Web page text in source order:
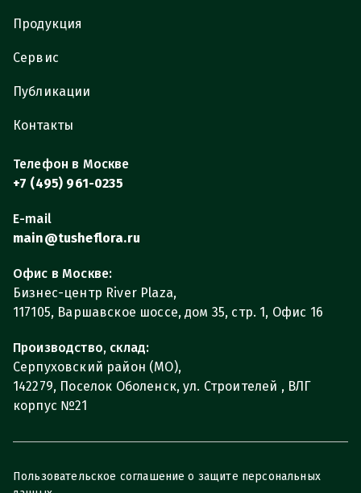
Продукция
Сервис
Публикации
Контакты
Телефон в Москве
+7 (495) 961-0235
E-mail
main@tusheflora.ru
Офис в Москве:
Бизнес-центр River Plaza,
117105, Варшавское шоссе, дом 35, стр. 1, Офис 16
Производство, склад:
Серпуховский район (МО),
142279, Поселок Оболенск, ул. Строителей , ВЛГ
корпус №21
Пользовательское соглашение о защите персональных